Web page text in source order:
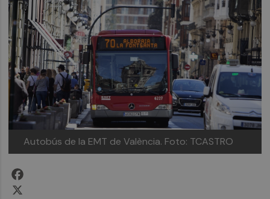
Autobús de la EMT de València. Foto: TCASTRO